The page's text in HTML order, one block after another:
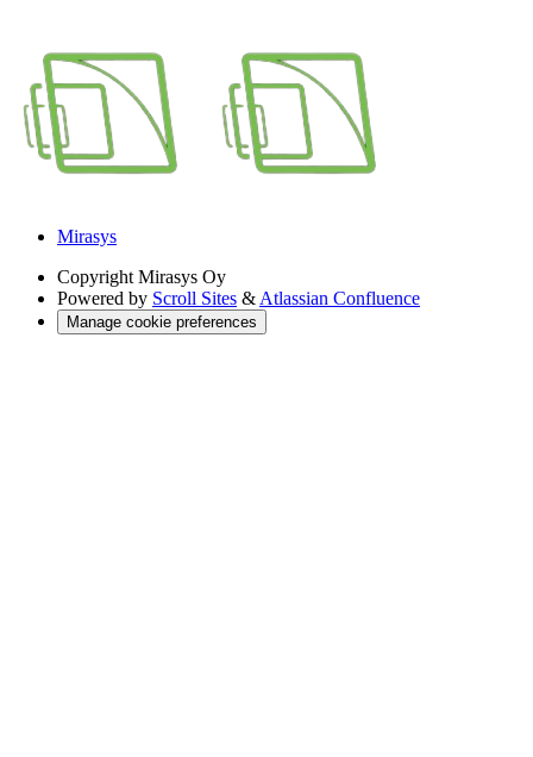
Mirasys
Copyright Mirasys Oy
Powered by Scroll Sites & Atlassian Confluence
Manage cookie preferences